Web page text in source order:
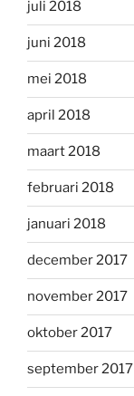
juli 2018
juni 2018
mei 2018
april 2018
maart 2018
februari 2018
januari 2018
december 2017
november 2017
oktober 2017
september 2017